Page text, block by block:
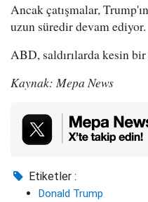
Ancak çatışmalar,
uzun süredir devam ediyor.
ABD, saldırılarda kesin
Kaynak: Mepa News
Etiketler :
Donald Trump